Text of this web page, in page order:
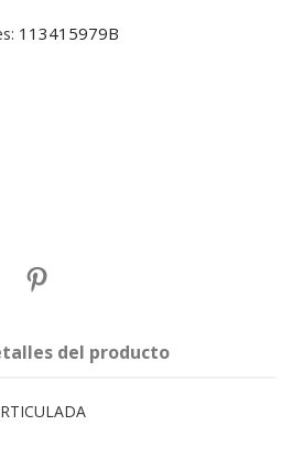
113415979B
del producto